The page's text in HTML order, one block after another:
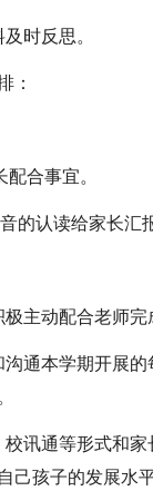
时反思。
：
合事宜。
的认读给家长汇
主动配合老师完
通本学期开展
讯通等形式和
孩子的发展水